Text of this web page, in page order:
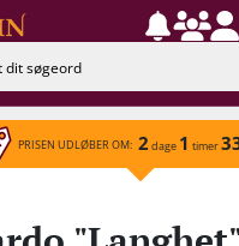
PRISEN UDLØBER OM: 2 dage 1 timer